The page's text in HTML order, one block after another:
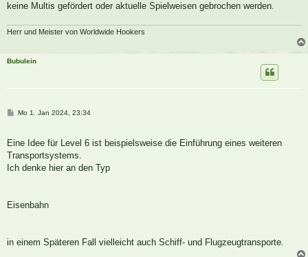
keine Multis gefördert oder aktuelle Spielweisen gebrochen werden.
Herr und Meister von Worldwide Hookers
Bubulein
B
r
a
Mo 1. Jan 2024, 23:34
Eine Idee für Level 6 ist beispielsweise die Einführung eines weiteren
Transportsystems.
Ich denke hier an den Typ
Eisenbahn
in einem Späteren Fall vielleicht auch Schiff- und Flugzeugtransporte.